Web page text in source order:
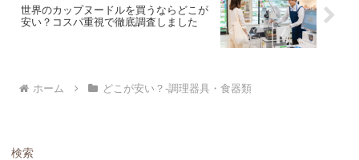
世界のカップヌードルを買うならどこが
安い？コスパ重視で徹底調査しました
ホーム どこが安い？-調理器具・食器類
検索